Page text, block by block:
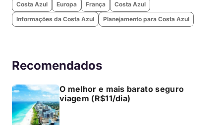
Costa Azul Europa França
Costa Azul
Informações da Costa Azul
Planejamento para Costa Azul
Recomendados
O melhor e mais barato seguro
viagem (R$11/dia)